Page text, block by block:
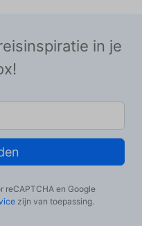
in je
reCAPTCHA en Google
zijn van toepassing.